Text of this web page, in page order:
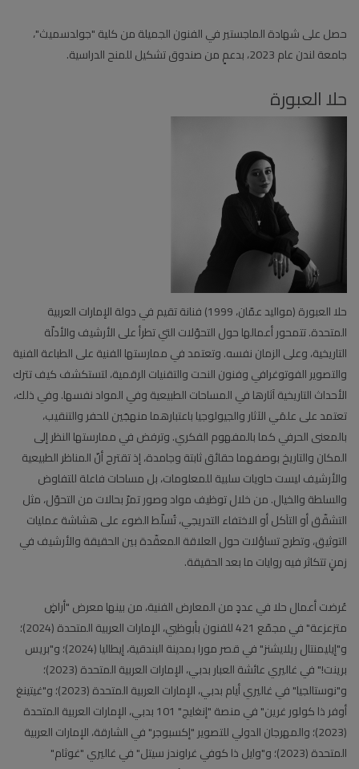
حصل على شهادة الماجستير في الفنون الجميلة من كلية "جولدسميث"،
جامعة لندن عام 2023، بدعمٍ من صندوق تشكيل للمنح الدراسية.
حلا العبورة
حلا العبورة (مواليد عمّان، 1999) فنانة تقيم في دولة الإمارات العربية
المتحدة. تتمحور أعمالها حول التحوّلات التي تطرأ على الأرشيف والأدلّة
التاريخية، وعلى الزمان نفسه. وتعتمد في ممارستها الفنية على الطباعة الفنية
والتصوير الفوتوغرافي وفنون النحت والتقنيات الرقمية، لتستكشف كيف تترك
الأحداث التاريخية آثارها في المساحات الطبيعية وفي المواد نفسها. وفي ذلك،
تعتمد على علمَي الآثار والجيولوجيا باعتبارهما منهجَين للحفر والتنقيب،
بالمعنى الحرفي كما بالمفهوم الفكري. وترفض في ممارستها النظر إلى
المكان والتاريخ بوصفهما حقائق ثابتة وجامدة، إذ تقترح أنّ المناظر الطبيعية
والأرشيف ليست حاويات سلبية للمعلومات، بل مساحات فاعلة للتفاوض
والسلطة والخيال. من خلال توظيف مواد وصور تمرّ بحالات من التحوّل، مثل
التشقّق أو التآكل أو الاختفاء التدريجي، تُسلّط الضوء على هشاشة عمليات
التوثيق، وتطرح تساؤلات حول العلاقة المعقّدة بين الحقيقة والأرشيف في
زمنٍ تتكاثر فيه روايات ما بعد الحقيقة.
عُرضت أعمال حلا في عددٍ من المعارض الفنية، من بينها معرض "أراضٍ
متزعزعة" في مجمّع 421 للفنون بأبوظبي، الإمارات العربية المتحدة (2024)؛
و"إيليمنتال ريلايشنز" في قصر مورا بمدينة البندقية، إيطاليا (2024)؛ و"بريس
برينت!" في غاليري عائشة العبار بدبي، الإمارات العربية المتحدة (2023)؛
و"نوستالجيا" في غاليري أيام بدبي، الإمارات العربية المتحدة (2023)؛ و"غيتينغ
أوفر ذا كولور غرين" في منصة "إنغايج" 101 بدبي، الإمارات العربية المتحدة
(2023)؛ والمهرجان الدولي للتصوير "إكسبوجر" في الشارقة، الإمارات العربية
المتحدة (2023)؛ و"وايل ذا كوفي غراوندز سيتل" في غاليري "غوثام"